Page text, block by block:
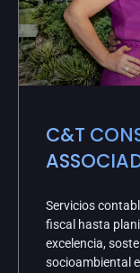
C&T
Servicios
fiscal hasta
excelencia,
socioambiental